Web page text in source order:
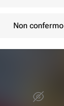
Non confermo